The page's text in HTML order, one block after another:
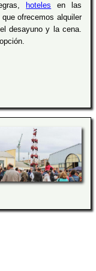
hoteles en las
ofrecemos alquiler
desayuno y la cena.